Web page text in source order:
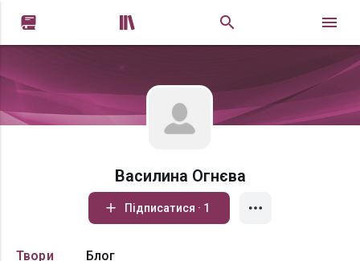
 
Василина Огнєва
Підписатися · 1
Твори Блог